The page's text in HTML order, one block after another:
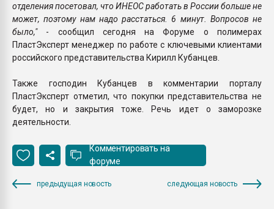
отделения посетовал, что ИНЕОС работать в России больше не
может, поэтому нам надо расстаться. 6 минут. Вопросов не
было," - сообщил сегодня на Форуме о полимерах
ПластЭксперт менеджер по работе с ключевыми клиентами
российского представительства Кирилл Кубанцев.
Также господин Кубанцев в комментарии порталу
ПластЭксперт отметил, что покупки представительства не
будет, но и закрытия тоже. Речь идет о заморозке
деятельности.
Комментировать на
форуме
предыдущая новость следующая новость